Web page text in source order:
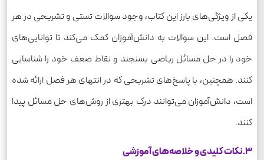
یکی از ویژگی‌های بارز این کتاب، وجود سوالات تستی و تشریحی در هر
فصل است. این سوالات به دانش‌آموزان کمک می‌کند تا توانایی‌های
خود را در حل مسائل ریاضی بسنجند و نقاط ضعف خود را شناسایی
کنند. همچنین، با پاسخ‌های تشریحی که در انتهای هر فصل ارائه شده
است، دانش‌آموزان می‌توانند درک بهتری از روش‌های حل مسائل پیدا
کنند.
3. نکات کلیدی و خلاصه‌های آموزشی